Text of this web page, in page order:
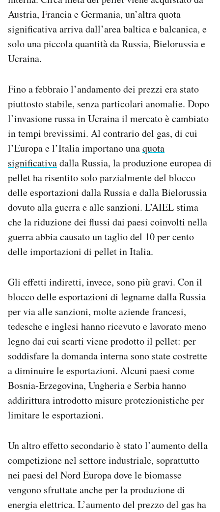
Austria, Francia e Germania, un’altra quota
significativa arriva dall’area baltica e balcanica, e
solo una piccola quantità da Russia, Bielorussia e
Ucraina.
Fino a febbraio l’andamento dei prezzi era stato
piuttosto stabile, senza particolari anomalie. Dopo
l’invasione russa in Ucraina il mercato è cambiato
in tempi brevissimi. Al contrario del gas, di cui
l’Europa e l’Italia importano unaquota
significativadalla Russia, la produzione europea di
pellet ha risentito solo parzialmente del blocco
delle esportazioni dalla Russia e dalla Bielorussia
dovuto alla guerra e alle sanzioni. L’AIEL stima
che la riduzione dei flussi dai paesi coinvolti nella
guerra abbia causato un taglio del 10 per cento
delle importazioni di pellet in Italia.
Gli effetti indiretti, invece, sono più gravi. Con il
blocco delle esportazioni di legname dalla Russia
per via alle sanzioni, molte aziende francesi,
tedesche e inglesi hanno ricevuto e lavorato meno
legno dai cui scarti viene prodotto il pellet: per
soddisfare la domanda interna sono state costrette
a diminuire le esportazioni. Alcuni paesi come
Bosnia-Erzegovina, Ungheria e Serbia hanno
addirittura introdotto misure protezionistiche per
limitare le esportazioni.
Un altro effetto secondario è stato l’aumento della
competizione nel settore industriale, soprattutto
nei paesi del Nord Europa dove le biomasse
vengono sfruttate anche per la produzione di
energia elettrica. L’aumento del prezzo del gas ha